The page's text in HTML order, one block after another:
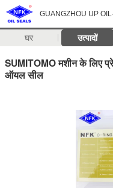
GUANGZHOU UP
घर उत्पादों
SUMITOMO मशीन के लिए
ऑयल सील